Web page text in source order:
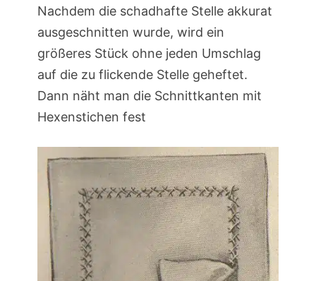
Nachdem die schadhafte Stelle akkurat
ausgeschnitten wurde, wird ein
größeres Stück ohne jeden Umschlag
auf die zu flickende Stelle geheftet.
Dann näht man die Schnittkanten mit
Hexenstichen fest